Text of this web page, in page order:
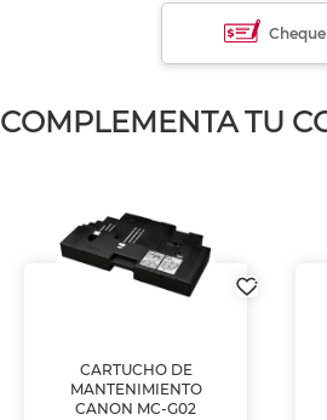
Cheque
COMPLEMENTA TU
CARTUCHO DE
MANTENIMIENTO
CANON MC-G02